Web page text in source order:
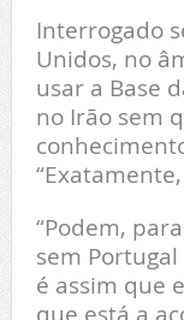
Interrogado
Unidos, no
usar a Base
no Irão sem
“Podem,
sem
é assim que
que está a